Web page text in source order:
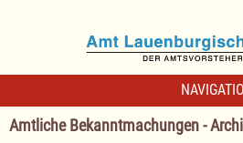
Amtliche Bekanntmachungen -